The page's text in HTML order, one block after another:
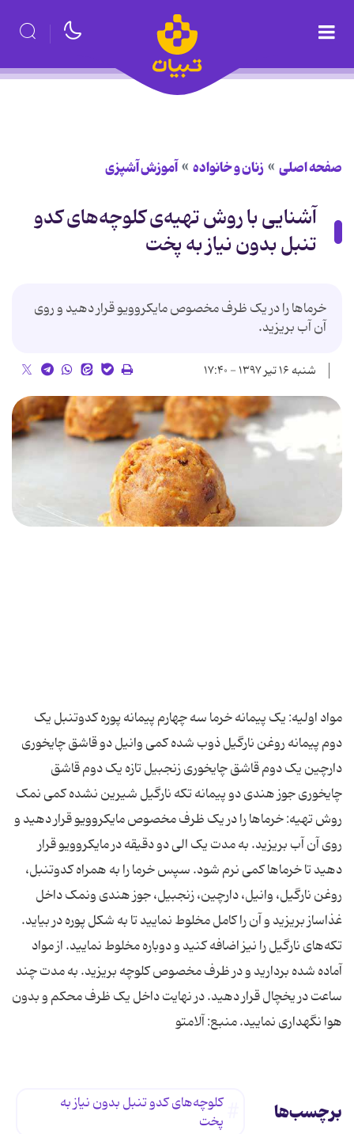
صفحه اصلی زنان و خانواده آموزش آشپزی
آشنایی با روش تهیه‌ی کلوچه‌های کدو
تنبل بدون نیاز به پخت
خرما‌ها را در یک ظرف مخصوص مایکروویو قرار دهید و روی
آن آب بریزید.
شنبه ۱۶ تیر ۱۳۹۷ - ۱۷:۴۰
مواد اولیه: یک پیمانه خرما سه چهارم پیمانه پوره کدوتنبل یک
دوم پیمانه روغن نارگیل ذوب شده کمی وانیل دو قاشق چایخوری
دارچین یک دوم قاشق چایخوری زنجبیل تازه یک دوم قاشق
چایخوری جوز هندی دو پیمانه تکه نارگیل شیرین نشده کمی نمک
روش تهیه: خرما‌ها را در یک ظرف مخصوص مایکروویو قرار دهید و
روی آن آب بریزید. به مدت یک الی دو دقیقه در مایکروویو قرار
دهید تا خرماها کمی نرم شود. سپس خرما را به همراه کدوتنبل،
روغن نارگیل، وانیل، دارچین، زنجبیل، جوز هندی ونمک داخل
غذاساز بریزید و آن را کامل مخلوط نمایید تا به شکل پوره در بیاید.
تکه‌های نارگیل را نیز اضافه کنید و دوباره مخلوط نمایید. از مواد
آماده شده بردارید و در ظرف مخصوص کلوچه بریزید. به مدت چند
ساعت در یخچال قرار دهید. در نهایت داخل یک ظرف محکم و بدون
هوا نگهداری نمایید. منبع: آلامتو
برچسب‌ها
کلوچه‌های کدو تنبل بدون نیاز به
پخت